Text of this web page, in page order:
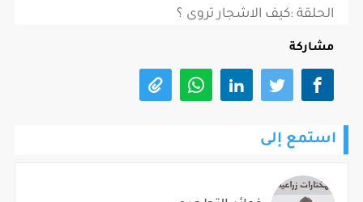
الحلقة :كيف الاشجار تروى ؟
مشاركة
استمع إلى